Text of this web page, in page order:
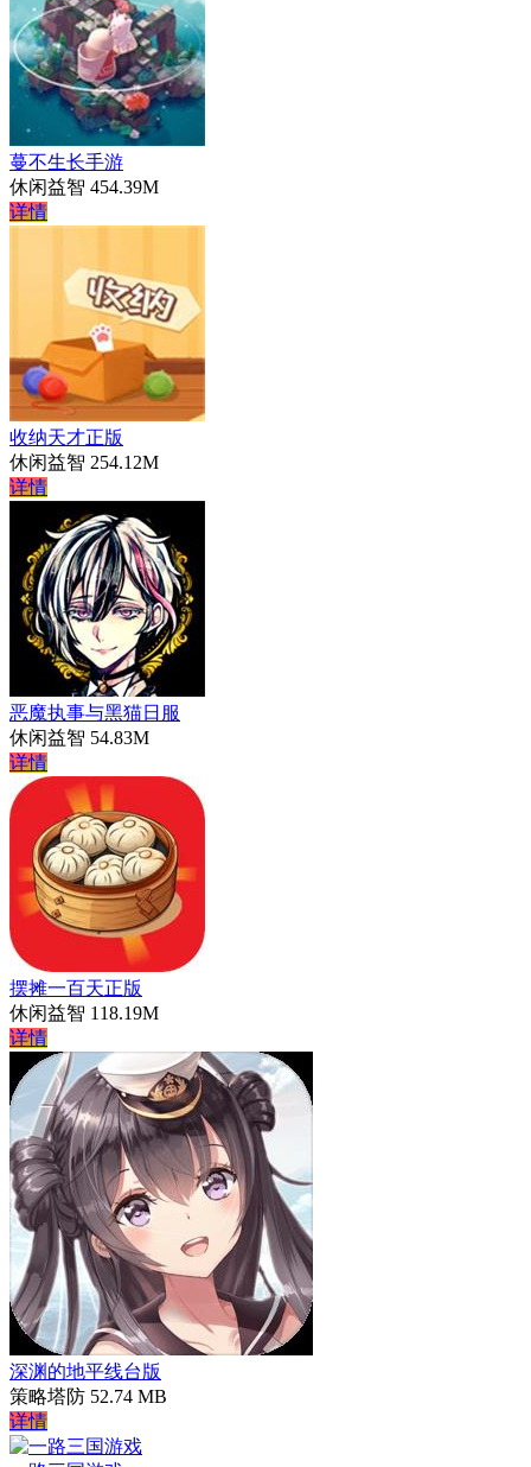
蔓不生长手游
休闲益智 454.39M
详情
收纳天才正版
休闲益智 254.12M
详情
恶魔执事与黑猫日服
休闲益智 54.83M
详情
摆摊一百天正版
休闲益智 118.19M
详情
深渊的地平线台版
策略塔防 52.74 MB
详情